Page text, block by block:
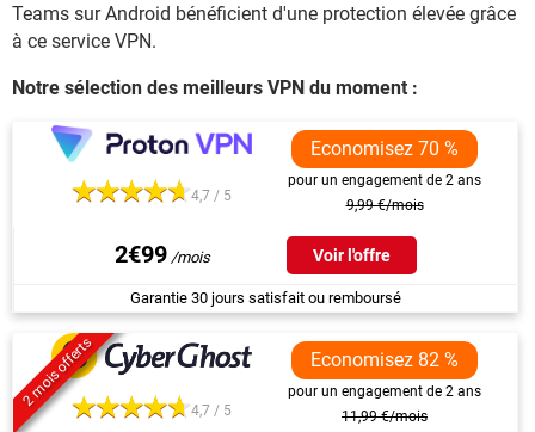
Teams sur Android bénéficient d'une protection élevée grâce
à ce service VPN.
Notre sélection des meilleurs VPN du moment :
4,7 / 5
Economisez 70 %
pour un engagement de 2 ans
9,99 €/mois
2€99 Voir l'offre
Garantie 30 jours satisfait ou remboursé
2 mois offerts
4,7 / 5
Economisez 82 %
pour un engagement de 2 ans
11,99 €/mois